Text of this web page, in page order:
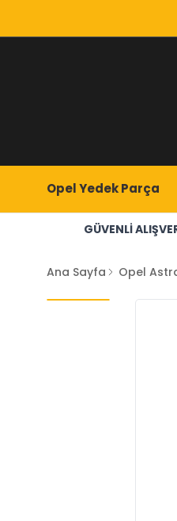
Opel Yedek Parça
GÜVENLİ
Ana Sayfa Opel